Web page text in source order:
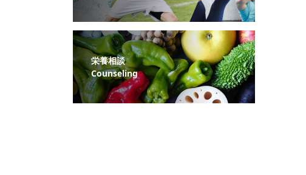
栄養相談
Counseling